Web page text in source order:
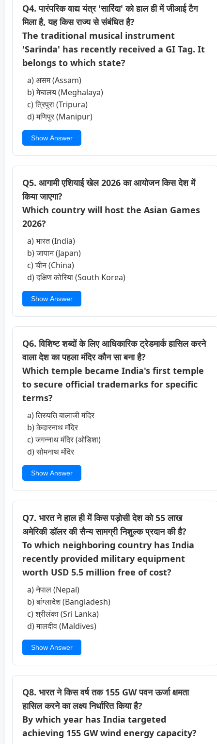
Q4. पारंपरिक वाद्य यंत्र 'सारिंदा' को हाल ही में जीआई टैग
मिला है, यह किस राज्य से संबंधित है?
The traditional musical instrument
'Sarinda' has recently received a GI Tag. It
belongs to which state?
a) असम (Assam)
b) मेघालय (Meghalaya)
c) त्रिपुरा (Tripura)
d) मणिपुर (Manipur)
Show Answer
Q5. आगामी एशियाई खेल 2026 का आयोजन किस देश में
किया जाएगा?
Which country will host the Asian Games
2026?
a) भारत (India)
b) जापान (Japan)
c) चीन (China)
d) दक्षिण कोरिया (South Korea)
Show Answer
Q6. विशिष्ट शब्दों के लिए आधिकारिक ट्रेडमार्क हासिल करने
वाला देश का पहला मंदिर कौन सा बना है?
Which temple became India's first temple
to secure official trademarks for specific
terms?
a) तिरुपति बालाजी मंदिर
b) केदारनाथ मंदिर
c) जगन्नाथ मंदिर (ओडिशा)
d) सोमनाथ मंदिर
Show Answer
Q7. भारत ने हाल ही में किस पड़ोसी देश को 55 लाख
अमेरिकी डॉलर की सैन्य सामग्री निशुल्क प्रदान की है?
To which neighboring country has India
recently provided military equipment
worth USD 5.5 million free of cost?
a) नेपाल (Nepal)
b) बांग्लादेश (Bangladesh)
c) श्रीलंका (Sri Lanka)
d) मालदीव (Maldives)
Show Answer
Q8. भारत ने किस वर्ष तक 155 GW पवन ऊर्जा क्षमता
हासिल करने का लक्ष्य निर्धारित किया है?
By which year has India targeted
achieving 155 GW wind energy capacity?